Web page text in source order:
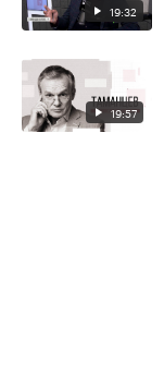
19:32
19:57